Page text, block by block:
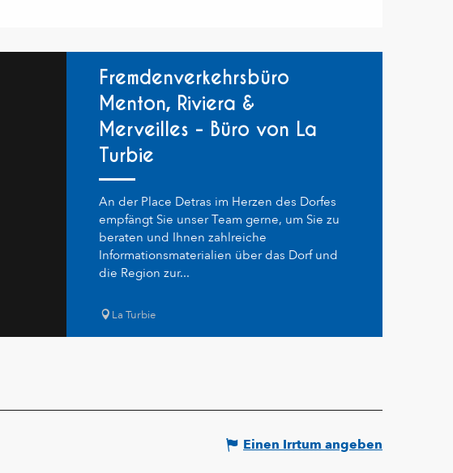
Fremdenverkehrsbüro
Menton, Riviera &
Merveilles - Büro von La
Turbie
An der Place Detras im Herzen des Dorfes
empfängt Sie unser Team gerne, um Sie zu
beraten und Ihnen zahlreiche
Informationsmaterialien über das Dorf und
die Region zur...
La Turbie
Einen Irrtum angeben